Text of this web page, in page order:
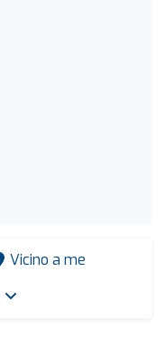
Vicino a me